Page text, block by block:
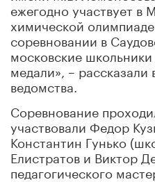
ежегодно участвует в
химической
соревновании в
московские
медали», – рассказали
ведомства.
Соревнование
участвовали Федор
Константин Гунько
Елистратов и Виктор
педагогического